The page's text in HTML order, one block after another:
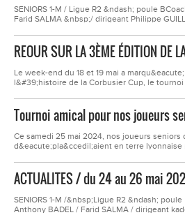
SENIORS 1-M / Ligue R2 &ndash; poule
Farid SALMA &nbsp;/ dirigeant Philippe
Lempdes contre LEMPDES SPORTS sur le
&nbsp;FCOFI : /SENIORS &nbsp;2 -M /
adjoint : Saher THIOUNE &nbsp;/...
REOUR SUR LA 3ÈME ÉDITION DE
Le week-end du 18 et 19 mai a
l&#39;histoire de la Corbusier Cup, le
fois, cet &eacute;v&eacute;nement
deux jours au lieu d&#39;un seul, une
d&#39;accueillir davantage...
Tournoi amical pour nos joueurs
Ce samedi 25 mai 2024, nos joueurs seniors
d&eacute;pla&ccedil;aient en terre lyonnaise
la V&eacute;nisianne.3 niveaux de pratique
(confirm&eacute; ++ &ndash;
Nous avons...
ACTUALITES / du 24 au 26 mai
SENIORS 1-M /&nbsp;Ligue R2 &ndash;
Anthony BADEL / Farid SALMA / dirigeant